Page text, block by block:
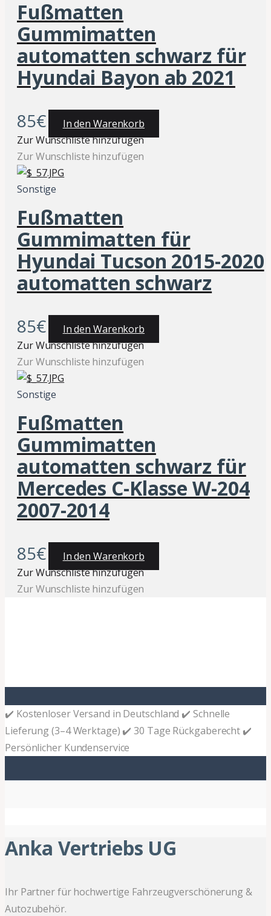
Fußmatten
Gummimatten
automatten schwarz für
Hyundai Bayon ab 2021
85€
In den Warenkorb
Zur Wunschliste hinzufügen
Zur Wunschliste hinzufügen
Sonstige
Fußmatten
Gummimatten für
Hyundai Tucson 2015-2020
automatten schwarz
85€
In den Warenkorb
Zur Wunschliste hinzufügen
Zur Wunschliste hinzufügen
Sonstige
Fußmatten
Gummimatten
automatten schwarz für
Mercedes C-Klasse W-204
2007-2014
85€
In den Warenkorb
Zur Wunschliste hinzufügen
Zur Wunschliste hinzufügen
✔️ Kostenloser Versand in Deutschland ✔️ Schnelle
Lieferung (3–4 Werktage) ✔️ 30 Tage Rückgaberecht ✔️
Persönlicher Kundenservice
Anka Vertriebs UG
Ihr Partner für hochwertige Fahrzeugverschönerung &
Autozubehör.